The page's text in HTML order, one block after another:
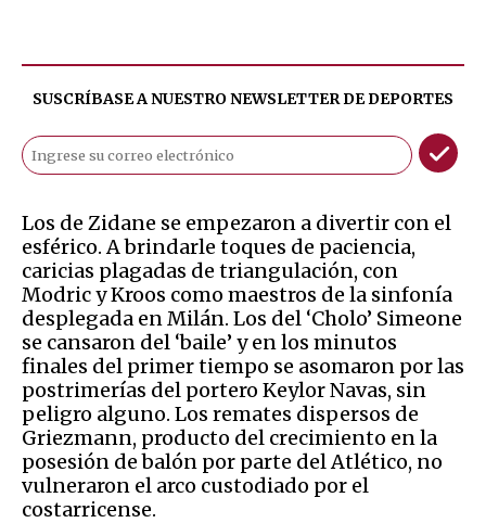
SUSCRÍBASE A NUESTRO NEWSLETTER DEDEPORTES
Los de Zidane se empezaron a divertir con el
esférico. A brindarle toques de paciencia,
caricias plagadas de triangulación, con
Modric y Kroos como maestros de la sinfonía
desplegada en Milán. Los del ‘Cholo’ Simeone
se cansaron del ‘baile’ y en los minutos
finales del primer tiempo se asomaron por las
postrimerías del portero Keylor Navas, sin
peligro alguno. Los remates dispersos de
Griezmann, producto del crecimiento en la
posesión de balón por parte del Atlético, no
vulneraron el arco custodiado por el
costarricense.